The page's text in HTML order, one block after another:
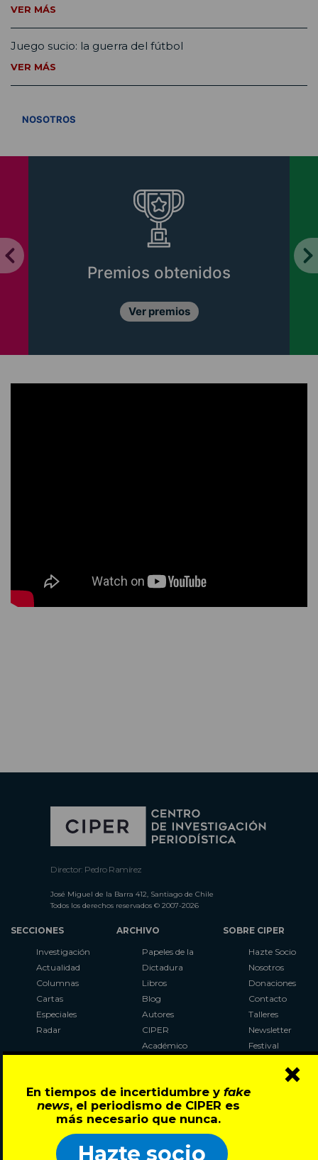
En tiempos de incertidumbre y fake
news, el periodismo de CIPER es
más necesario que nunca.
Hazte socio
×
VER MÁS
Juego sucio: la guerra del fútbol
VER MÁS
NOSOTROS
Premios obtenidos
Ver premios
Director: Pedro Ramírez
José Miguel de la Barra 412, Santiago de Chile
Todos los derechos reservados © 2007-2026
SECCIONES
Investigación
Actualidad
Columnas
Cartas
Especiales
Radar
ARCHIVO
Papeles de la
Dictadura
Libros
Blog
Autores
CIPER
Académico
Al Plebiscito
con CIPER
SOBRE CIPER
Hazte Socio
Nosotros
Donaciones
Contacto
Talleres
Newsletter
Festival